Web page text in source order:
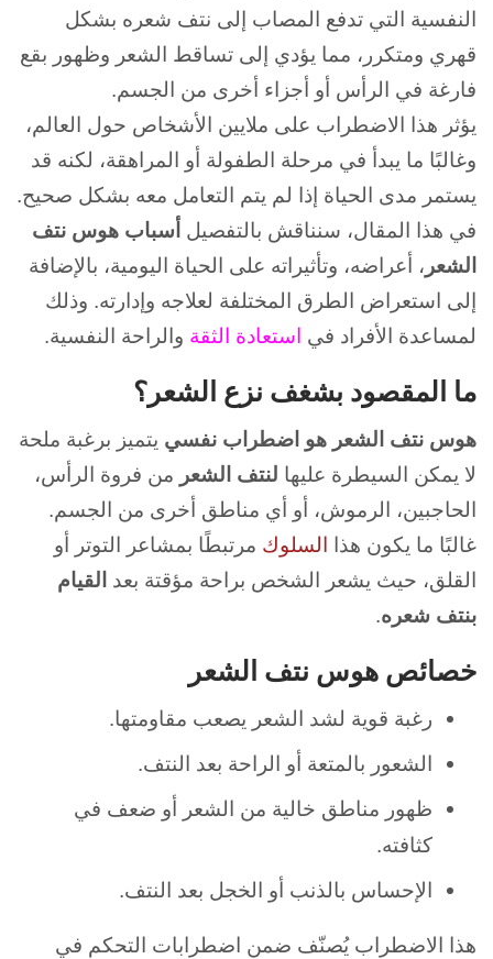
النفسية التي تدفع المصاب إلى نتف شعره بشكل
قهري ومتكرر، مما يؤدي إلى تساقط الشعر وظهور بقع
فارغة في الرأس أو أجزاء أخرى من الجسم.
يؤثر هذا الاضطراب على ملايين الأشخاص حول العالم،
وغالبًا ما يبدأ في مرحلة الطفولة أو المراهقة، لكنه قد
يستمر مدى الحياة إذا لم يتم التعامل معه بشكل صحيح.
في هذا المقال، سنناقش بالتفصيل أسباب هوس نتف
الشعر ، أعراضه، وتأثيراته على الحياة اليومية، بالإضافة
إلى استعراض الطرق المختلفة لعلاجه وإدارته. وذلك
لمساعدة الأفراد في استعادة الثقة والراحة النفسية.
ما المقصود بشغف نزع الشعر؟
هوس نتف الشعر هو اضطراب نفسي يتميز برغبة ملحة
لا يمكن السيطرة عليها لنتف الشعر من فروة الرأس،
الحاجبين، الرموش، أو أي مناطق أخرى من الجسم.
غالبًا ما يكون هذا
السلوك مرتبطًا بمشاعر التوتر أو
القلق، حيث يشعر الشخص براحة مؤقتة بعد القيام
بنتف شعره.
خصائص هوس نتف الشعر
رغبة قوية لشد الشعر يصعب مقاومتها.
الشعور بالمتعة أو الراحة بعد النتف.
ظهور مناطق خالية من الشعر أو ضعف في
كثافته.
الإحساس بالذنب أو الخجل بعد النتف.
هذا الاضطراب يُصنّف ضمن اضطرابات التحكم في